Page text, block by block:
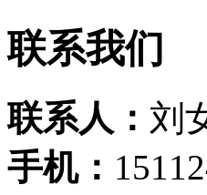
联系我们
联系人： 刘
手机：